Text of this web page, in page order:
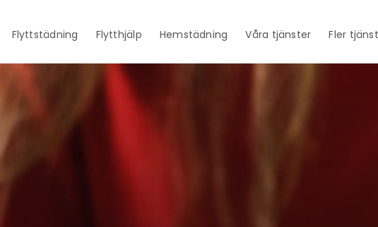
Flyttstädning Flytthjälp Hemstädning Våra tjänster Fler